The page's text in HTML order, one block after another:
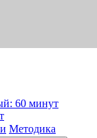
60 минут
Методика